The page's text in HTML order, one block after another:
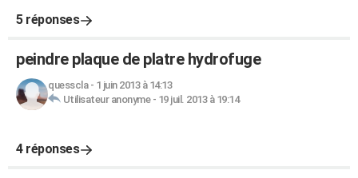
5 réponses
peindre plaque de platre hydrofuge
quesscla- 1 juin 2013 à 14:13
Utilisateur anonyme- 19 juil. 2013 à 19:14
4 réponses